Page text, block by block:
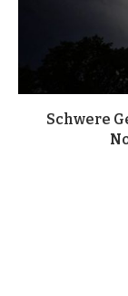
Schwere